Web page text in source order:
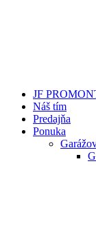
JF
Náš tím
Predajňa
Ponuka